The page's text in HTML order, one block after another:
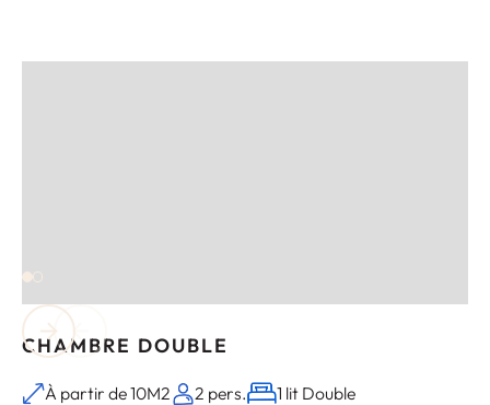
CHAMBRE DOUBLE
À partir de 10M2 2 pers. 1 lit Double